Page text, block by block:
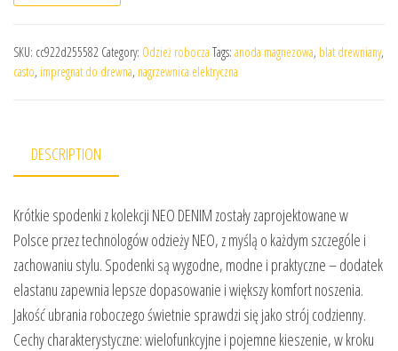
SKU: cc922d255582 Category: Odzież robocza Tags: anoda magnezowa, blat drewniany,
casto, impregnat do drewna, nagrzewnica elektryczna
DESCRIPTION
Krótkie spodenki z kolekcji NEO DENIM zostały zaprojektowane w
Polsce przez technologów odzieży NEO, z myślą o każdym szczególe i
zachowaniu stylu. Spodenki są wygodne, modne i praktyczne – dodatek
elastanu zapewnia lepsze dopasowanie i większy komfort noszenia.
Jakość ubrania roboczego świetnie sprawdzi się jako strój codzienny.
Cechy charakterystyczne: wielofunkcyjne i pojemne kieszenie, w kroku